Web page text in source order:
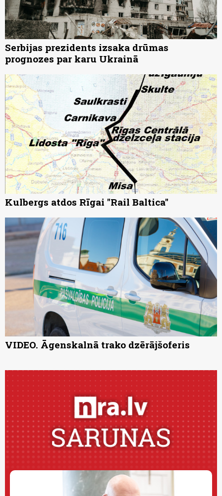
Serbijas prezidents izsaka drūmas
prognozes par karu Ukrainā
Kulbergs atdos Rīgai "Rail Baltica"
VIDEO. Āgenskalnā trako dzērājšoferis